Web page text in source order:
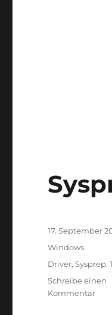
Veröffentlicht
am
17. September
Kategorien
Windows
Schlagwörter
Driver,Sysprep,
Schreibe einen
Kommentarzu